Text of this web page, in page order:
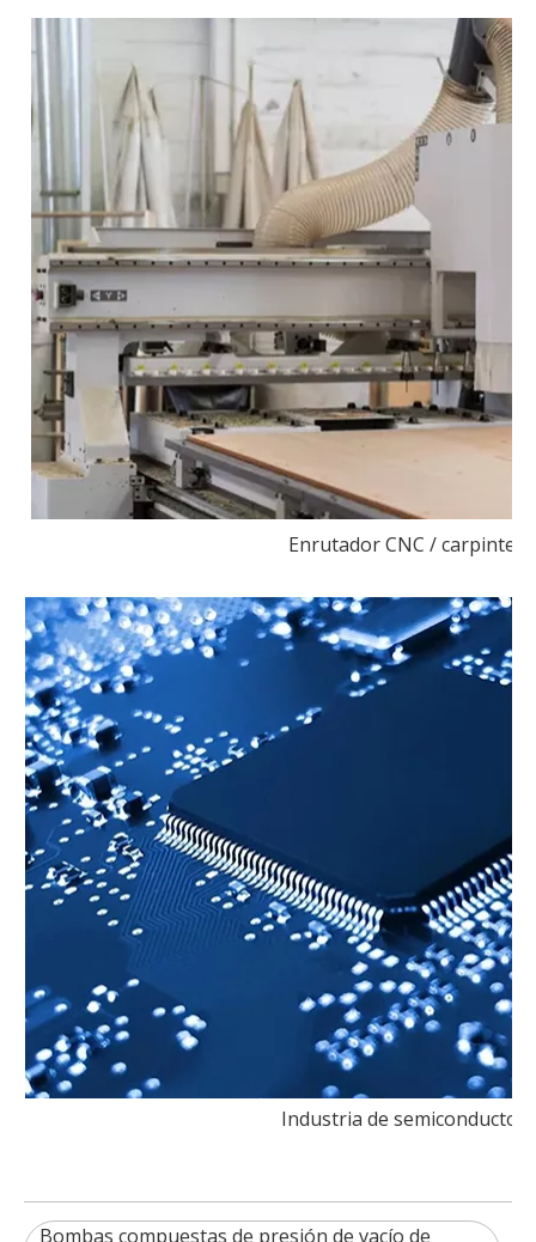
Enrutador CNC /
Industria de
Bombas compuestas de presión de vacío de